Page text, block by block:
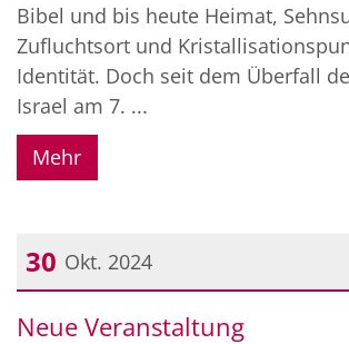
Bibel und bis heute Heimat,
Zufluchtsort und
Identität. Doch seit dem Überfall
Israel am 7. ...
Mehr
30 Okt. 2024
Datum: 30. Oktober 2024
Neue Veranstaltung